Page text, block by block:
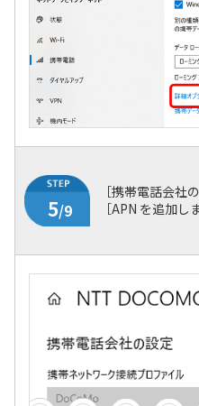
4/9
［携帯電話会社
［APN を追加し